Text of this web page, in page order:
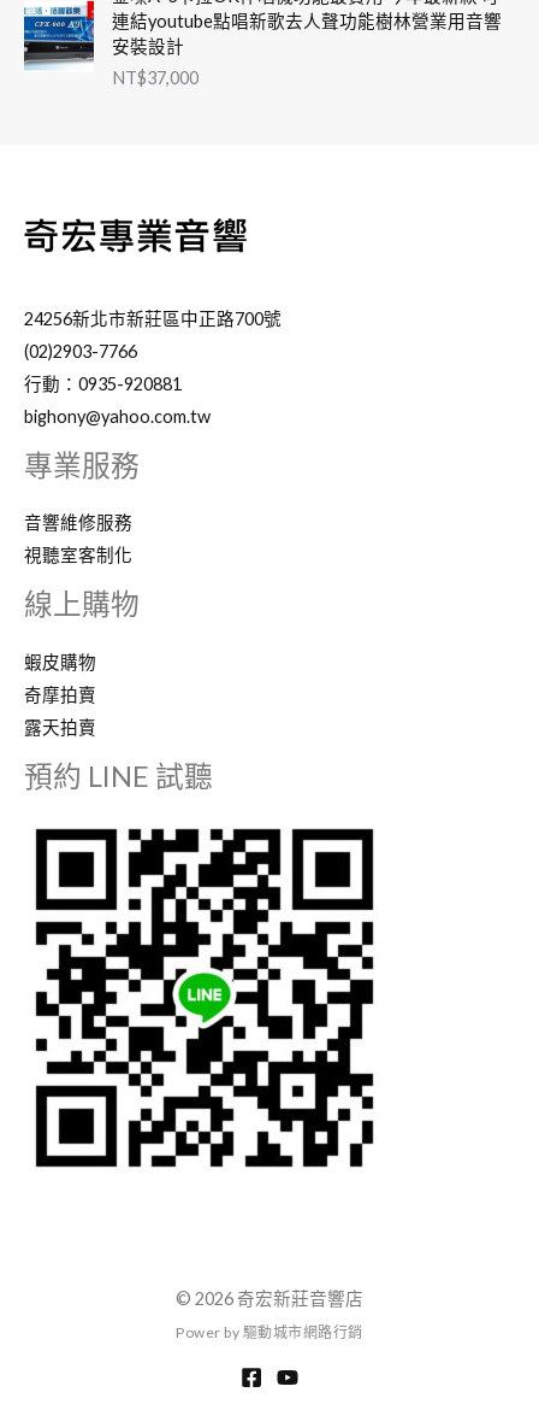
連結youtube點唱新歌去人聲功能樹林營業用音響
安裝設計
NT$37,000
24256新北市新莊區中正路700號
(02)2903-7766
行動：0935-920881
bighony@yahoo.com.tw
專業服務
音響維修服務
視聽室客制化
線上購物
蝦皮購物
奇摩拍賣
露天拍賣
預約 LINE 試聽
© 2026 奇宏新莊音響店
Power by 驅動城市網路行銷